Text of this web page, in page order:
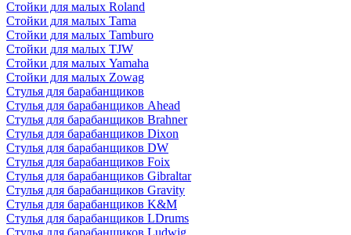
Стойки для малых Roland
Стойки для малых Tama
Стойки для малых Tamburo
Стойки для малых TJW
Стойки для малых Yamaha
Стойки для малых Zowag
Стулья для барабанщиков
Стулья для барабанщиков Ahead
Стулья для барабанщиков Brahner
Стулья для барабанщиков Dixon
Стулья для барабанщиков DW
Стулья для барабанщиков Foix
Стулья для барабанщиков Gibraltar
Стулья для барабанщиков Gravity
Стулья для барабанщиков K&M
Стулья для барабанщиков LDrums
Стулья для барабанщиков Ludwig